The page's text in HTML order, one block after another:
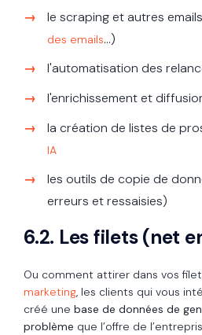
le scraping et autres
des emails…)
l'automatisation des
l'enrichissement et
la création de listes de
IA
les outils de copie de
erreurs et ressaisies)
6.2. Les filets (net
Ou comment attirer dans vos
marketing, les clients qui vous
créé une base de données de
problème que l’offre de